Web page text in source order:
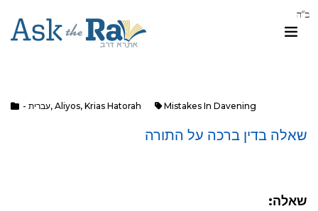
- עברית, Aliyos, Krias Hatorah Mistakes In Davening
שאלה בדין ברכה על התורה
שאלה: